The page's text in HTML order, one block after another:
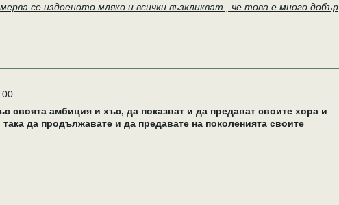
се издоеното мляко и всички възкликват , че това е много добър
своята амбиция и хъс, да показват и да предават своите хора и
да продължавате и да предавате на поколенията своите